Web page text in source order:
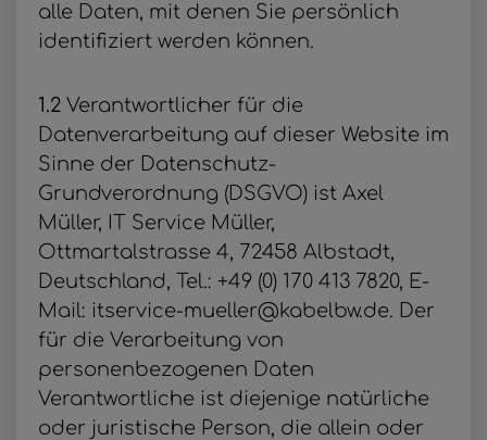
alle Daten, mit denen Sie persönlich
identifiziert werden können.
1.2 Verantwortlicher für die
Datenverarbeitung auf dieser Website im
Sinne der Datenschutz-
Grundverordnung (DSGVO) ist Axel
Müller, IT Service Müller,
Ottmartalstrasse 4, 72458 Albstadt,
Deutschland, Tel.: +49 (0) 170 413 7820, E-
Mail: itservice-mueller@kabelbw.de. Der
für die Verarbeitung von
personenbezogenen Daten
Verantwortliche ist diejenige natürliche
oder juristische Person, die allein oder